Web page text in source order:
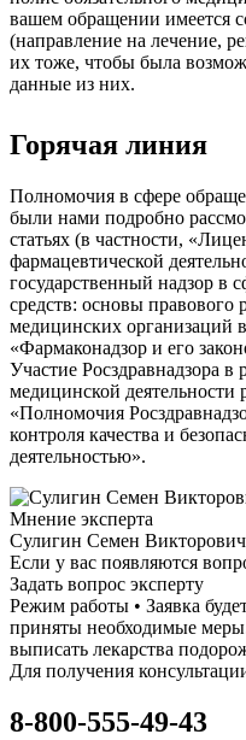
вашем обращении имеется
(направление на лечение,
их тоже, чтобы была
данные из них.
Горячая линия
Полномочия в сфере
были нами подробно
статьях (в частности,
фармацевтической
государственный надзор в
средств: основы правового
медицинских организаций
«Фармаконадзор и его
Участие Росздравнадзора в
медицинской деятельности
«Полномочия
контроля качества и
деятельностью».
Мнение эксперта
Сулигин Семен
Если у вас появляются
Задать вопрос эксперту
Режим работы • Заявка
приняты необходимые
выписать лекарства
Для получения
8-800-555-49-43